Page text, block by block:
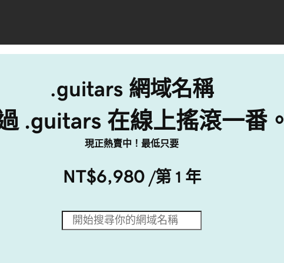
.guitars 網域名稱
.guitars 在線上搖滾一番。
現正熱賣中！最低只要
NT$6,980 /第 1 年